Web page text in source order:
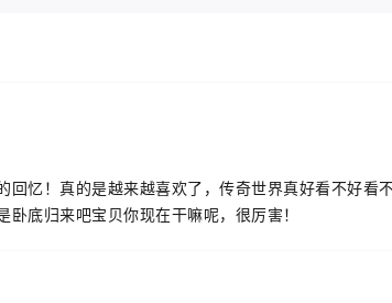
回忆！真的是越来越喜欢了，传奇世界真好看不好看
底归来吧宝贝你现在干嘛呢，很厉害！